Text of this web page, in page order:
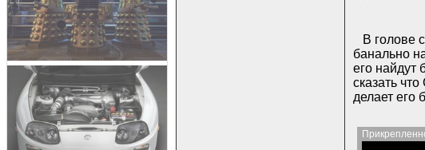
В голове
банально
его найдут
сказать
делает его